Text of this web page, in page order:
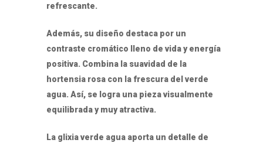
refrescante.
Además, su diseño destaca por un
contraste cromático lleno de vida y energía
positiva. Combina la suavidad de la
hortensia rosa con la frescura del verde
agua. Así, se logra una pieza visualmente
equilibrada y muy atractiva.
La glixia verde agua aporta un detalle de